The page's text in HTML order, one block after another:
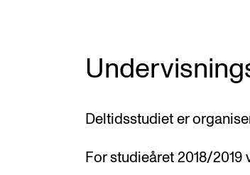
Deltidsstudiet er
For studieåret 2018/